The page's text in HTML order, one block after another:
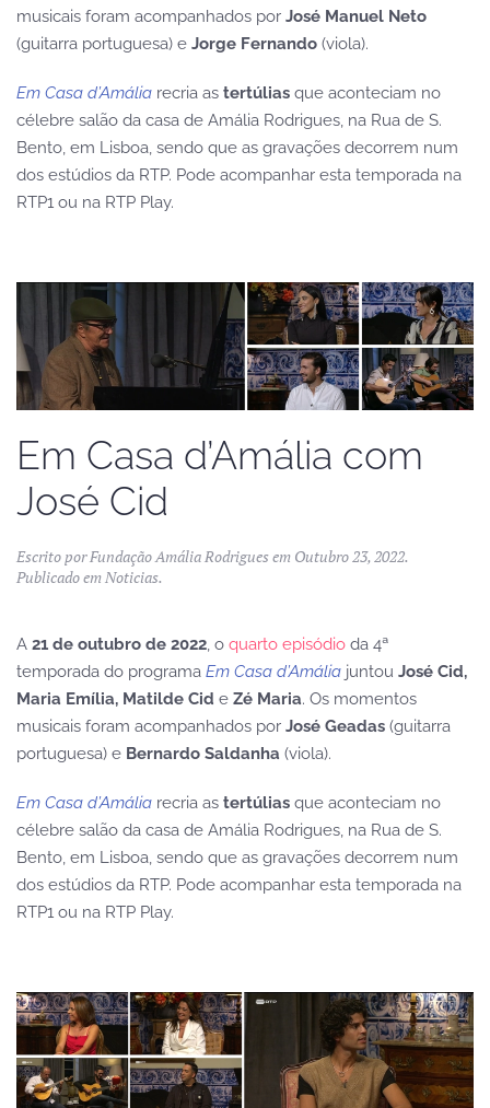
musicais foram acompanhados por José Manuel Neto
(guitarra portuguesa) e Jorge Fernando (viola).
Em Casa d’Amália recria as tertúlias que aconteciam no
célebre salão da casa de Amália Rodrigues, na Rua de S.
Bento, em Lisboa, sendo que as gravações decorrem num
dos estúdios da RTP. Pode acompanhar esta temporada na
RTP1 ou na RTP Play.
Em Casa d’Amália com
José Cid
Escrito porFundação Amália Rodriguesem Outubro 23, 2022.
Publicado emNoticias.
A 21 de outubro de 2022, o quarto episódio da 4ª
temporada do programa Em Casa d’Amália juntou José Cid,
Maria Emília, Matilde Cid e Zé Maria. Os momentos
musicais foram acompanhados por José Geadas (guitarra
portuguesa) e Bernardo Saldanha (viola).
Em Casa d’Amália recria as tertúlias que aconteciam no
célebre salão da casa de Amália Rodrigues, na Rua de S.
Bento, em Lisboa, sendo que as gravações decorrem num
dos estúdios da RTP. Pode acompanhar esta temporada na
RTP1 ou na RTP Play.